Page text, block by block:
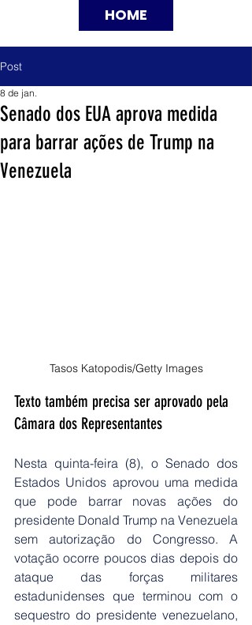
HOME
Post
Senado dos EUA aprova medida
para barrar ações de Trump na
Venezuela
8 de jan.
Tasos Katopodis/Getty Images
Texto também precisa ser aprovado pela
Câmara dos Representantes
Nesta quinta-feira (8), o Senado dos
Estados Unidos aprovou uma medida
que pode barrar novas ações do
presidente Donald Trump na Venezuela
sem autorização do Congresso. A
votação ocorre poucos dias depois do
ataque das forças militares
estadunidenses que terminou com o
sequestro do presidente venezuelano,